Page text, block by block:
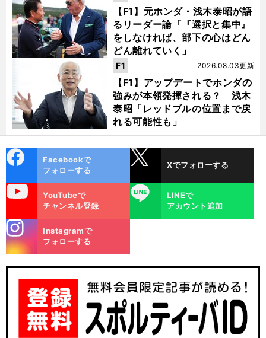
【F1】元ホンダ・浅木泰昭が語
るリーダー論「『選択と集中』
をしなければ、部下の心はどん
どん離れていく」
【F1】アップデートでホンダの
強みが本領発揮される？ 浅木
泰昭「レッドブルの位置まで戻
れる可能性も」
2026.08.03更新
F1
ok
Facebookで
フォローする
Xでフォローする
YouTubeで
チャンネル登録
LINE
LINEで
アカウント追加
m
Instagramで
フォローする